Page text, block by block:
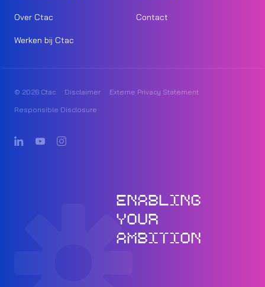
Over Ctac Contact
Werken bij Ctac
© 2026 Ctac Disclaimer
Externe Privacy Statement
Responsible Disclosure
ENABLING
YOUR
AMBITION